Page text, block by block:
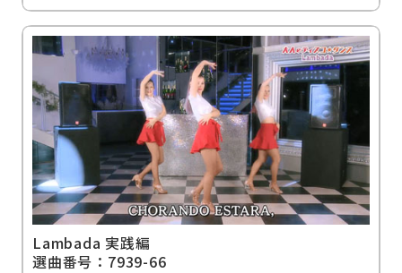
Lambada 実践編
選曲番号：7939-66